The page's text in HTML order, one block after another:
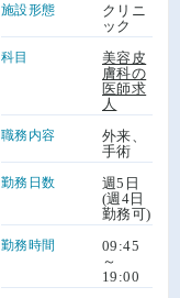
施設形態
クリニ
ック
科目
美容皮
膚科の
医師求
人
職務内容
外来、
手術
勤務日数
週5日
(週4日
勤務可)
勤務時間
09:45
～
19:00